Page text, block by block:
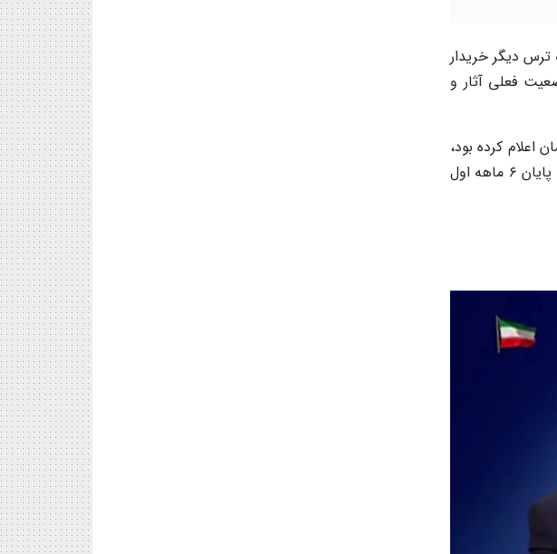
ترس دیگر خریدار
فعلی آثار و
که جنگ هم نشده بود، در حالی نرخ ارز را ۱۲۳ هزار تومان اعلام کرده بود،
که به صورت غیررسمی جهت تأمین منابع خود در بودجه، متوسط نرخ ارز برای سال‌جاری یعنی تا پایان ۶ ماهه اول